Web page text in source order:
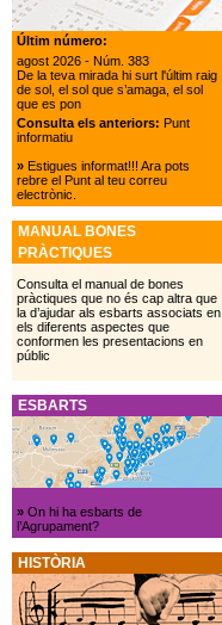
Últim número:
agost 2026 - Núm. 383
De la teva mirada hi surt l'últim raig
de sol, el sol que s’amaga, el sol
que es pon
Consulta els anteriors: Punt
informatiu
»Estigues informat!!! Ara pots
rebre el Punt al teu correu
electrònic.
MANUAL BONES
PRÀCTIQUES
Consulta el manual de bones
pràctiques que no és cap altra que
la d’ajudar als esbarts associats en
els diferents aspectes que
conformen les presentacions en
públic
ESBARTS
»On hi ha esbarts de
l’Agrupament?
HISTÒRIA